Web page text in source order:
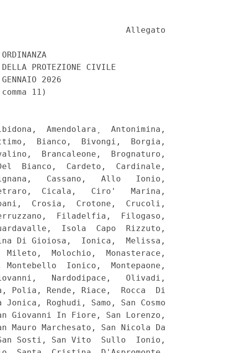
Allegato
PROTEZIONE CIVILE
2026
11)
Amendolara¸  Antonimina,
Bianco,  Bivongi,  Borgia,
Brancaleone,  Brognaturo,
Bianco,  Cardeto,  Cardinale,
Cassano,   Allo   Ionio,
Cicala,   Ciro'   Marina,
Crosia,  Crotone,  Crucoli,
Filadelfia,  Filogaso,
Isola  Capo  Rizzuto,
Di Gioiosa,  Ionica,  Melissa,
Molochio,  Monasterace,
Montebello  Ionico,  Montepaone,
Nardodipace,   Olivadi,
Polia, Rende, Riace,  Rocca  Di
Roghudi, Samo, San Cosmo
Giovanni In Fiore, San Lorenzo,
Marchesato, San Nicola Da
Sosti, San Vito  Sullo  Ionio,